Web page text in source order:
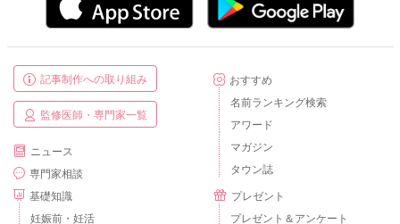
記事制作への取り組み
監修医師・専門家一覧
ニュース
専門家相談
基礎知識
妊娠前・妊活
おすすめ
名前ランキング検索
アワード
マガジン
タウン誌
プレゼント
プレゼント＆アンケート